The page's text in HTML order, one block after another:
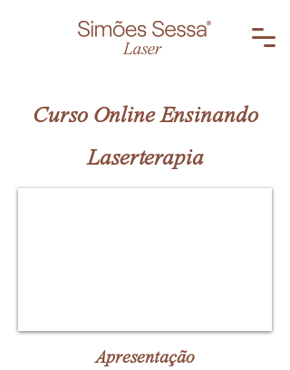
Curso Online Ensinando
Laserterapia
Apresentação